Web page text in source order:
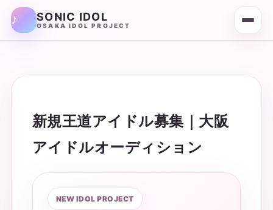
SONIC IDOL
OSAKA IDOL PROJECT
新規王道アイドル募集｜大阪
アイドルオーディション
NEW IDOL PROJECT